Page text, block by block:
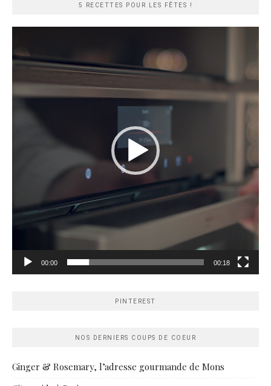
5 RECETTES POUR LES FÊTES !
00:00 00:18
PINTEREST
NOS DERNIERS COUPS DE COEUR
Ginger & Rosemary, l’adresse gourmande de Mons